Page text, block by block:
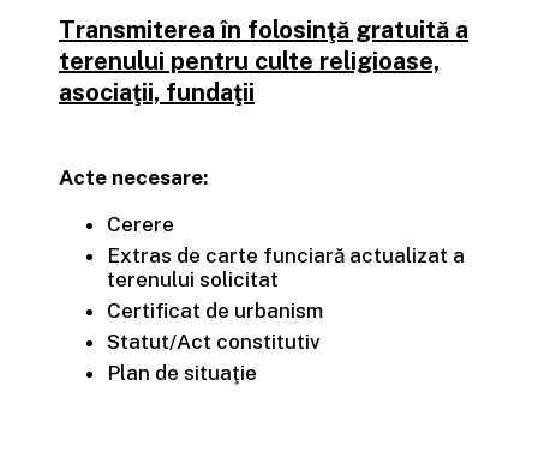
Transmiterea în folosinţă gratuită a
terenului pentru culte religioase,
asociaţii, fundaţii
Acte necesare:
Cerere
Extras de carte funciară actualizat a
terenului solicitat
Certificat de urbanism
Statut/Act constitutiv
Plan de situaţie